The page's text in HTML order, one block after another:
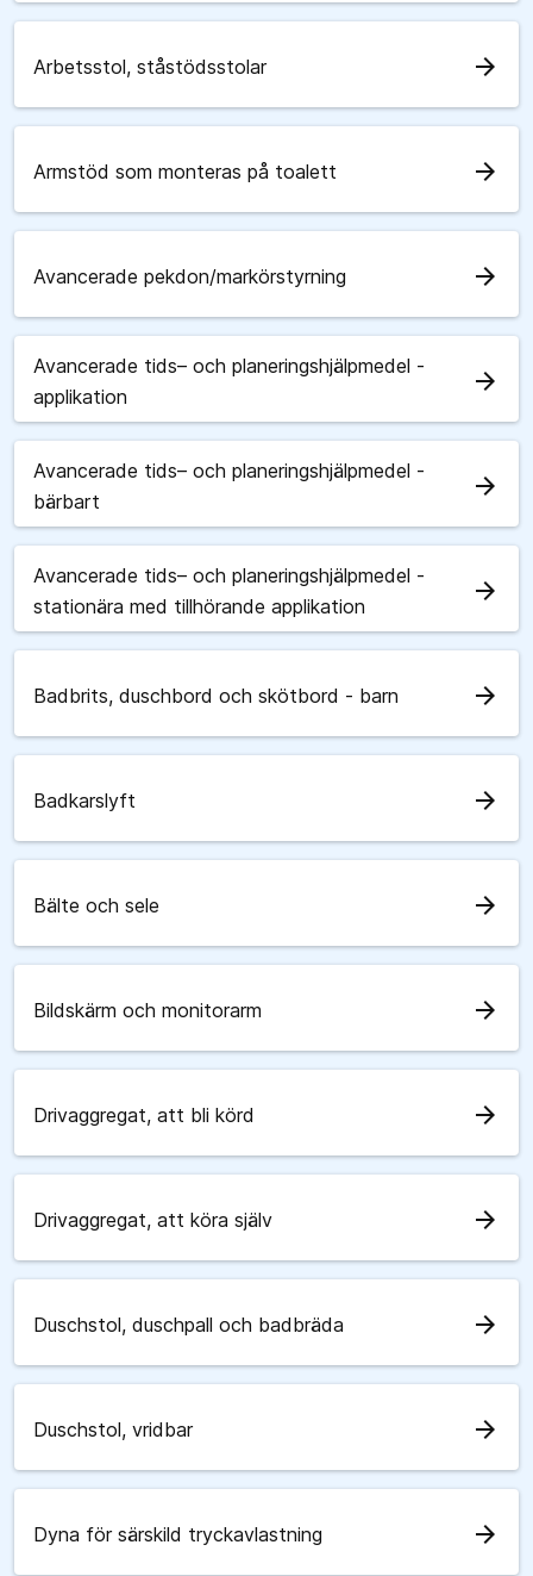
Arbetsstol, ståstödsstolar arrow_forward
Armstöd som monteras på toalett arrow_forward
Avancerade pekdon/markörstyrning arrow_forward
Avancerade tids– och planeringshjälpmedel -
applikation
arrow_forward
Avancerade tids– och planeringshjälpmedel -
bärbart
arrow_forward
Avancerade tids– och planeringshjälpmedel -
stationära med tillhörande applikation
arrow_forward
Badbrits, duschbord och skötbord - barn arrow_forward
Badkarslyft arrow_forward
Bälte och sele arrow_forward
Bildskärm och monitorarm arrow_forward
Drivaggregat, att bli körd arrow_forward
Drivaggregat, att köra själv arrow_forward
Duschstol, duschpall och badbräda arrow_forward
Duschstol, vridbar arrow_forward
Dyna för särskild tryckavlastning arrow_forward